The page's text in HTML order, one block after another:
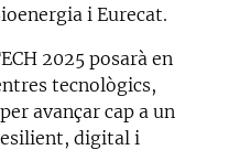
i Eurecat.
2025 posarà en
tecnològics,
avançar cap a un
digital i